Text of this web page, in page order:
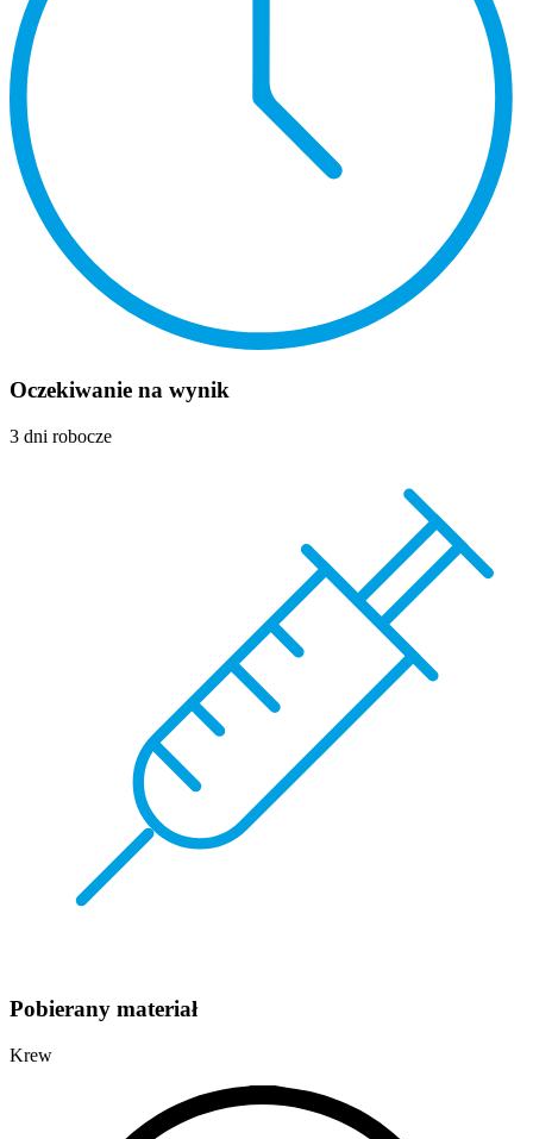
Oczekiwanie na wynik
3 dni robocze
Pobierany materiał
Krew